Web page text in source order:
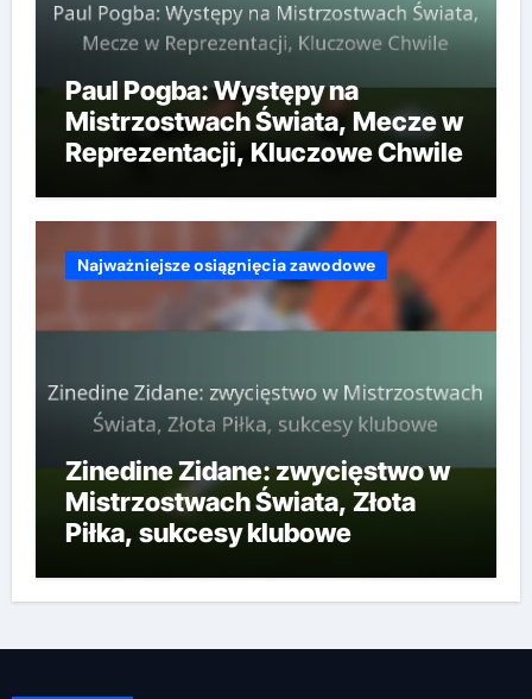
Paul Pogba: Występy na
Mistrzostwach Świata, Mecze w
Reprezentacji, Kluczowe Chwile
Najważniejsze osiągnięcia zawodowe
Zinedine Zidane: zwycięstwo w
Mistrzostwach Świata, Złota
Piłka, sukcesy klubowe